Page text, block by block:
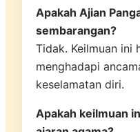
Apakah Ajian
sembarangan?
Tidak. Keilmuan ini
menghadapi
keselamatan diri.
Apakah keilmuan